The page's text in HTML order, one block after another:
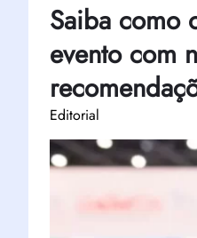
Saiba como
evento com
Editorial